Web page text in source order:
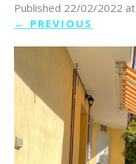
Published 22/02/2022 at
← PREVIOUS